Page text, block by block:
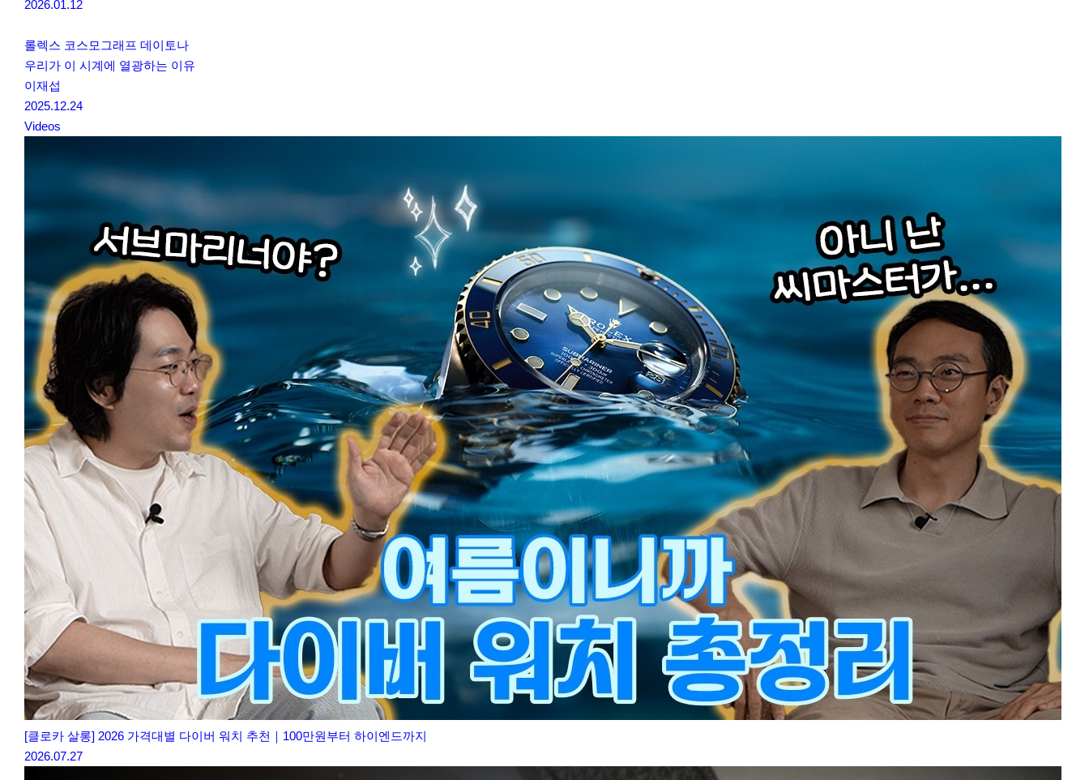
2026.01.12
롤렉스 코스모그래프 데이토나
우리가 이 시계에 열광하는 이유
이재섭
2025.12.24
Videos
[클로카 살롱] 2026 가격대별 다이버 워치 추천｜100만원부터 하이엔드까지
2026.07.27